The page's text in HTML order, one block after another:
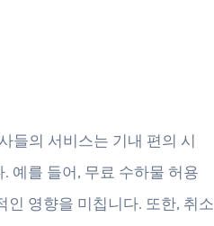
들의 서비스는 기내 편의 시
예를 들어, 무료 수하물 허용
인 영향을 미칩니다. 또한, 취소